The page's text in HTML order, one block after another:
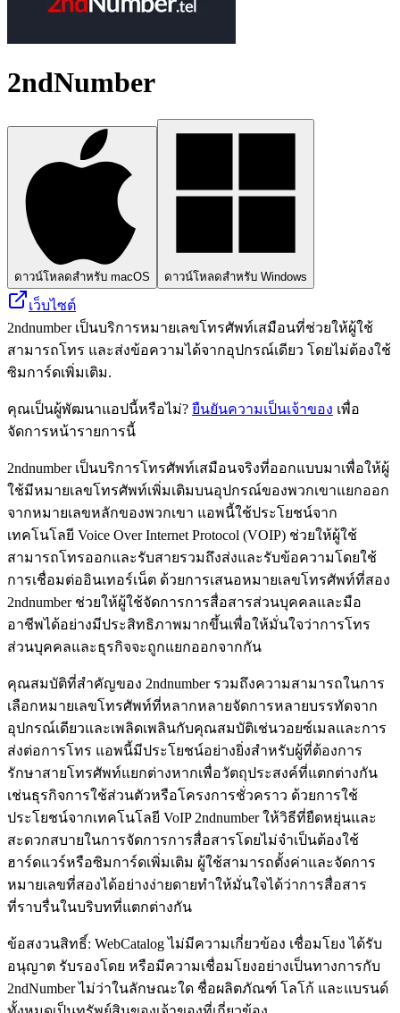
2ndNumber
ดาวน์โหลดสำหรับ macOS ดาวน์โหลดสำหรับ Windows
เว็บไซต์
2ndnumber เป็นบริการหมายเลขโทรศัพท์เสมือนที่ช่วยให้ผู้ใช้
สามารถโทร และส่งข้อความได้จากอุปกรณ์เดียว โดยไม่ต้องใช้
ซิมการ์ดเพิ่มเติม.
คุณเป็นผู้พัฒนาแอปนี้หรือไม่? ยืนยันความเป็นเจ้าของ เพื่อ
จัดการหน้ารายการนี้
2ndnumber เป็นบริการโทรศัพท์เสมือนจริงที่ออกแบบมาเพื่อให้ผู้
ใช้มีหมายเลขโทรศัพท์เพิ่มเติมบนอุปกรณ์ของพวกเขาแยกออก
จากหมายเลขหลักของพวกเขา แอพนี้ใช้ประโยชน์จาก
เทคโนโลยี Voice Over Internet Protocol (VOIP) ช่วยให้ผู้ใช้
สามารถโทรออกและรับสายรวมถึงส่งและรับข้อความโดยใช้
การเชื่อมต่ออินเทอร์เน็ต ด้วยการเสนอหมายเลขโทรศัพท์ที่สอง
2ndnumber ช่วยให้ผู้ใช้จัดการการสื่อสารส่วนบุคคลและมือ
อาชีพได้อย่างมีประสิทธิภาพมากขึ้นเพื่อให้มั่นใจว่าการโทร
ส่วนบุคคลและธุรกิจจะถูกแยกออกจากกัน
คุณสมบัติที่สำคัญของ 2ndnumber รวมถึงความสามารถในการ
เลือกหมายเลขโทรศัพท์ที่หลากหลายจัดการหลายบรรทัดจาก
อุปกรณ์เดียวและเพลิดเพลินกับคุณสมบัติเช่นวอยซ์เมลและการ
ส่งต่อการโทร แอพนี้มีประโยชน์อย่างยิ่งสำหรับผู้ที่ต้องการ
รักษาสายโทรศัพท์แยกต่างหากเพื่อวัตถุประสงค์ที่แตกต่างกัน
เช่นธุรกิจการใช้ส่วนตัวหรือโครงการชั่วคราว ด้วยการใช้
ประโยชน์จากเทคโนโลยี VoIP 2ndnumber ให้วิธีที่ยืดหยุ่นและ
สะดวกสบายในการจัดการการสื่อสารโดยไม่จำเป็นต้องใช้
ฮาร์ดแวร์หรือซิมการ์ดเพิ่มเติม ผู้ใช้สามารถตั้งค่าและจัดการ
หมายเลขที่สองได้อย่างง่ายดายทำให้มั่นใจได้ว่าการสื่อสาร
ที่ราบรื่นในบริบทที่แตกต่างกัน
ข้อสงวนสิทธิ์: WebCatalog ไม่มีความเกี่ยวข้อง เชื่อมโยง ได้รับ
อนุญาต รับรองโดย หรือมีความเชื่อมโยงอย่างเป็นทางการกับ
2ndNumber ไม่ว่าในลักษณะใด ชื่อผลิตภัณฑ์ โลโก้ และแบรนด์